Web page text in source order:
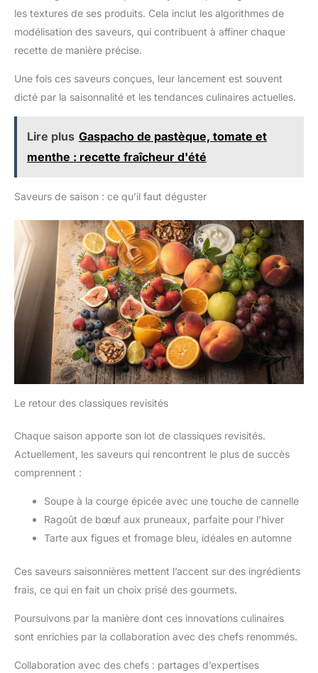
les textures de ses produits. Cela inclut les algorithmes de
modélisation des saveurs, qui contribuent à affiner chaque
recette de manière précise.
Une fois ces saveurs conçues, leur lancement est souvent
dicté par la saisonnalité et les tendances culinaires actuelles.
Lire plus Gaspacho de pastèque, tomate et
menthe : recette fraîcheur d'été
Saveurs de saison : ce qu’il faut déguster
Le retour des classiques revisités
Chaque saison apporte son lot de classiques revisités.
Actuellement, les saveurs qui rencontrent le plus de succès
comprennent :
Soupe à la courge épicée avec une touche de cannelle
Ragoût de bœuf aux pruneaux, parfaite pour l’hiver
Tarte aux figues et fromage bleu, idéales en automne
Ces saveurs saisonnières mettent l’accent sur des ingrédients
frais, ce qui en fait un choix prisé des gourmets.
Poursuivons par la manière dont ces innovations culinaires
sont enrichies par la collaboration avec des chefs renommés.
Collaboration avec des chefs : partages d’expertises